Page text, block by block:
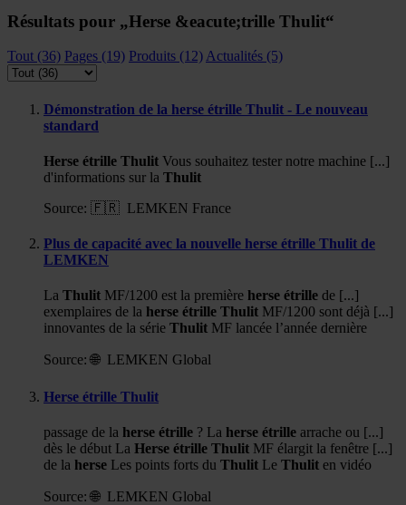
Résultats pour „Herse &eacute;trille Thulit“
Tout (36) Pages (19) Produits (12) Actualités (5)
Démonstration de la herse étrille Thulit - Le nouveau
standard
Herse étrille Thulit Vous souhaitez tester notre machine [...]
d'informations sur la Thulit
Source: 🇫🇷 LEMKEN France
Plus de capacité avec la nouvelle herse étrille Thulit de
LEMKEN
La Thulit MF/1200 est la première herse étrille de [...]
exemplaires de la herse étrille Thulit MF/1200 sont déjà [...]
innovantes de la série Thulit MF lancée l’année dernière
Source: 🌐 LEMKEN Global
Herse étrille Thulit
passage de la herse étrille ? La herse étrille arrache ou [...]
dès le début La Herse étrille Thulit MF élargit la fenêtre [...]
de la herse Les points forts du Thulit Le Thulit en vidéo
Source: 🌐 LEMKEN Global